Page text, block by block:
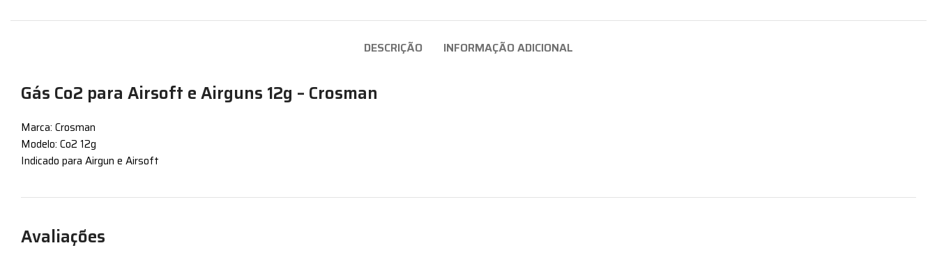
DESCRIÇÃO INFORMAÇÃO ADICIONAL
Gás Co2 para Airsoft e Airguns 12g – Crosman
Marca: Crosman
Modelo: Co2 12g
Indicado para Airgun e Airsoft
Avaliações